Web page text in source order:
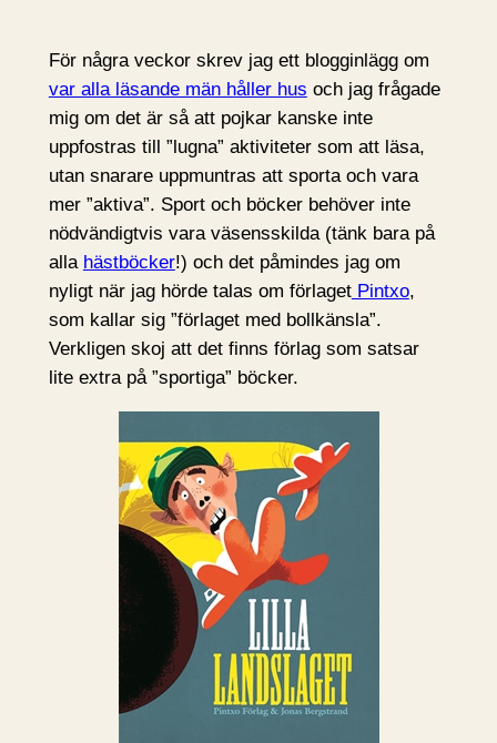
För några veckor skrev jag ett blogginlägg om
var alla läsande män håller hus och jag frågade
mig om det är så att pojkar kanske inte
uppfostras till ”lugna” aktiviteter som att läsa,
utan snarare uppmuntras att sporta och vara
mer ”aktiva”. Sport och böcker behöver inte
nödvändigtvis vara väsensskilda (tänk bara på
alla hästböcker!) och det påmindes jag om
nyligt när jag hörde talas om förlagetPintxo,
som kallar sig ”förlaget med bollkänsla”.
Verkligen skoj att det finns förlag som satsar
lite extra på ”sportiga” böcker.